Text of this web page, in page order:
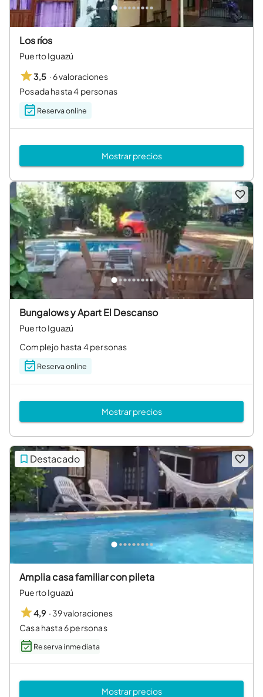
Los ríos
Puerto Iguazú
3,5 ·6 valoraciones
Posada hasta 4 personas
Reserva online
Mostrar precios
Bungalows y Apart El Descanso
Puerto Iguazú
Complejo hasta 4 personas
Reserva online
Mostrar precios
Destacado
Amplia casa familiar con pileta
Puerto Iguazú
4,9 · 39 valoraciones
Casa hasta 6 personas
Reserva inmediata
Mostrar precios